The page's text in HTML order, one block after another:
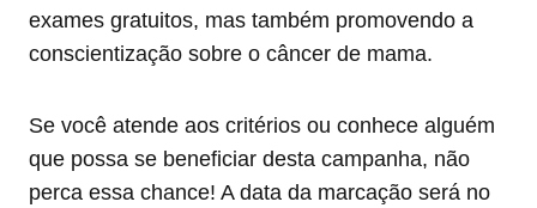
exames gratuitos, mas também promovendo a
conscientização sobre o câncer de mama.
Se você atende aos critérios ou conhece alguém
que possa se beneficiar desta campanha, não
perca essa chance! A data da marcação será no